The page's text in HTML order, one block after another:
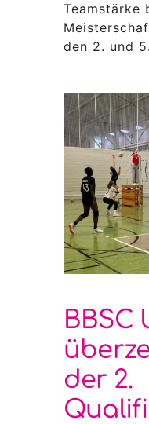
Teamstärke
den 2. und
BBSC
der 2.